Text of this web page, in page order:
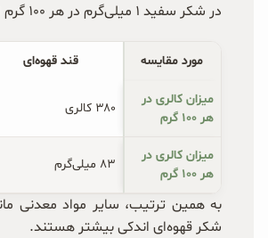
در شکر سفید ۱ میلی‌گرم در هر ۱۰۰ گرم است.
مورد مقایسه قند قهوه‌ای
میزان کالری در
هر ۱۰۰ گرم
۳۸۰ کالری
میزان کالری در
هر ۱۰۰ گرم
۸۳ میلی‌گرم
به همین ترتیب، سایر مواد معدنی
شکر قهوه‌ای اندکی بیشتر هستند.